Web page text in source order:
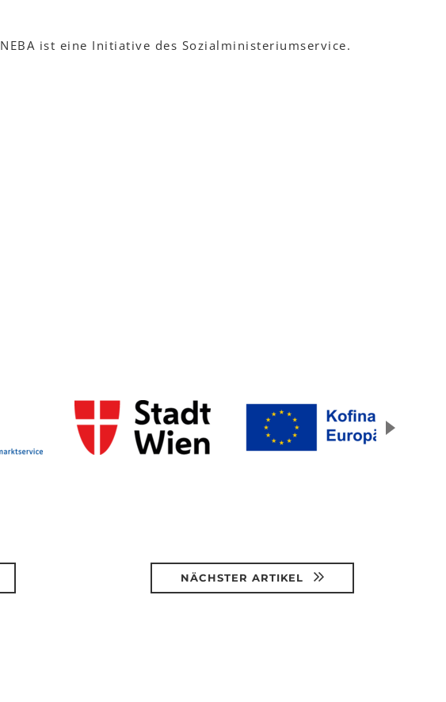
NEBA ist eine Initiative des Sozialministeriumservice.
NÄCHSTER ARTIKEL